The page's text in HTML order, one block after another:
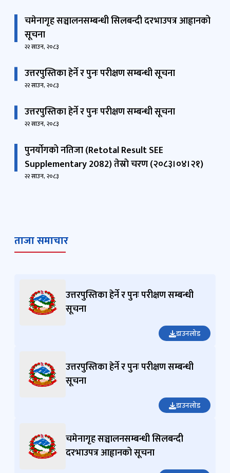
चमेनागृह सञ्चालनसम्बन्धी सिलबन्दी दरभाउपत्र आह्वानको
सूचना
२२ साउन, २०८३
उत्तरपुस्तिका हेर्ने र पुनः परीक्षण सम्बन्धी सूचना
२२ साउन, २०८३
उत्तरपुस्तिका हेर्ने र पुनः परीक्षण सम्बन्धी सूचना
२२ साउन, २०८३
पुनर्याेगको नतिजा (Retotal Result SEE
Supplementary 2082) तेस्राे चरण (२०८३।०४।२१)
२२ साउन, २०८३
ताजा समाचार
उत्तरपुस्तिका हेर्ने र पुनः परीक्षण सम्बन्धी
सूचना
डाउनलोड
उत्तरपुस्तिका हेर्ने र पुनः परीक्षण सम्बन्धी
सूचना
डाउनलोड
चमेनागृह सञ्चालनसम्बन्धी सिलबन्दी
दरभाउपत्र आह्वानको सूचना